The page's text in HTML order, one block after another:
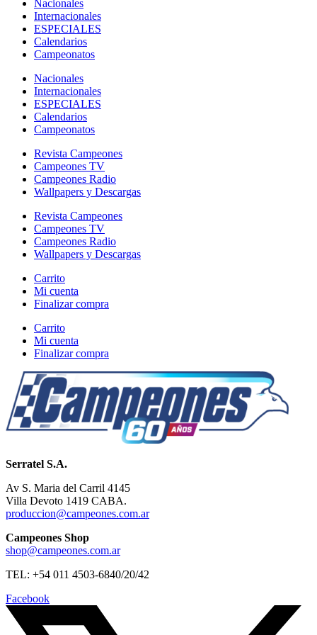
Nacionales
Internacionales
ESPECIALES
Calendarios
Campeonatos
Nacionales
Internacionales
ESPECIALES
Calendarios
Campeonatos
Revista Campeones
Campeones TV
Campeones Radio
Wallpapers y Descargas
Revista Campeones
Campeones TV
Campeones Radio
Wallpapers y Descargas
Carrito
Mi cuenta
Finalizar compra
Carrito
Mi cuenta
Finalizar compra
Serratel S.A.
Av S. Maria del Carril 4145
Villa Devoto 1419 CABA.
produccion@campeones.com.ar
Campeones Shop
shop@campeones.com.ar
TEL: +54 011 4503-6840/20/42
Facebook